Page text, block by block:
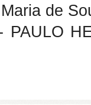
de
PAULO